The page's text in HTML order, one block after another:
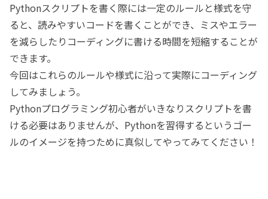
Pythonスクリプトを書く際には一定のルールと様式を守
ると、読みやすいコードを書くことができ、ミスやエラー
を減らしたりコーディングに書ける時間を短縮することが
できます。
今回はこれらのルールや様式に沿って実際にコーディング
してみましょう。
Pythonプログラミング初心者がいきなりスクリプトを書
ける必要はありませんが、Pythonを習得するというゴー
ルのイメージを持つために真似してやってみてください！